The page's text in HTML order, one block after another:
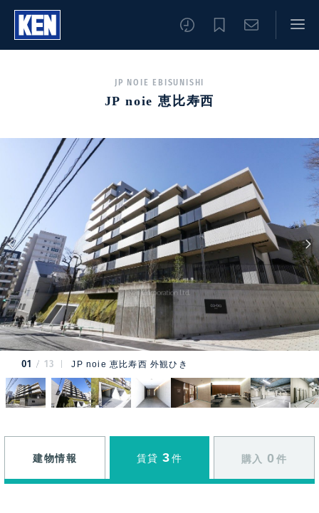
JP NOIE EBISUNISHI
JP noie 恵比寿西
01 13 JP noie 恵比寿西 外観ひき
建物情報 賃貸 3 件 購入 0 件